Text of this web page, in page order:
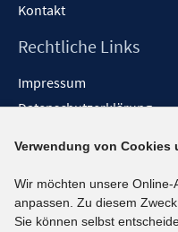
Kontakt
Rechtliche Links
Impressum
Datenschutzerklärung
Barrieren melden
Social-Media-Kanäle
Verwendung von Cookies
Wir möchten unsere
anpassen. Zu diesem
Sie können selbst